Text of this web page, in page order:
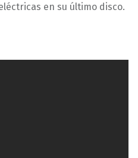
en su último disco.